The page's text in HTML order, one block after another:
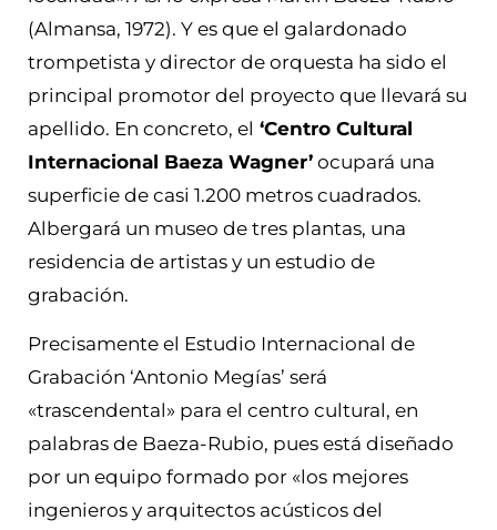
(Almansa, 1972). Y es que el galardonado
trompetista y director de orquesta ha sido el
principal promotor del proyecto que llevará su
apellido. En concreto, el ‘Centro Cultural
Internacional Baeza Wagner’ ocupará una
superficie de casi 1.200 metros cuadrados.
Albergará un museo de tres plantas, una
residencia de artistas y un estudio de
grabación.
Precisamente el Estudio Internacional de
Grabación ‘Antonio Megías’ será
«trascendental» para el centro cultural, en
palabras de Baeza-Rubio, pues está diseñado
por un equipo formado por «los mejores
ingenieros y arquitectos acústicos del